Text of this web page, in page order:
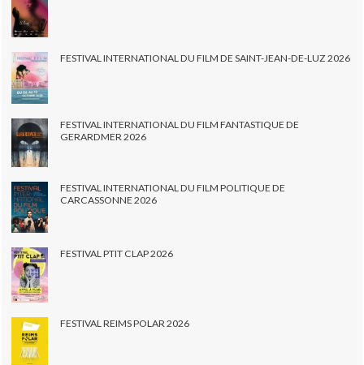
FESTIVAL INTERNATIONAL DU FILM DE SAINT-JEAN-DE-LUZ 2026
FESTIVAL INTERNATIONAL DU FILM FANTASTIQUE DE
GERARDMER 2026
FESTIVAL INTERNATIONAL DU FILM POLITIQUE DE
CARCASSONNE 2026
FESTIVAL PTIT CLAP 2026
FESTIVAL REIMS POLAR 2026